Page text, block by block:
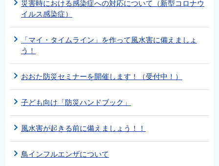
災害時における感染症への対応について（新型コロナウ
イルス感染症）
「マイ・タイムライン」を作って風水害に備えましょ
う！
おおた防災セミナーを開催します！（受付中！）
子ども向け「防災ハンドブック」
風水害が起きる前に備えましょう！！
鳥インフルエンザについて